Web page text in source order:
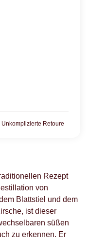
Unkomplizierte Retoure
Rezept
von
Blattstiel und dem
ist dieser
süßen
zu erkennen. Er